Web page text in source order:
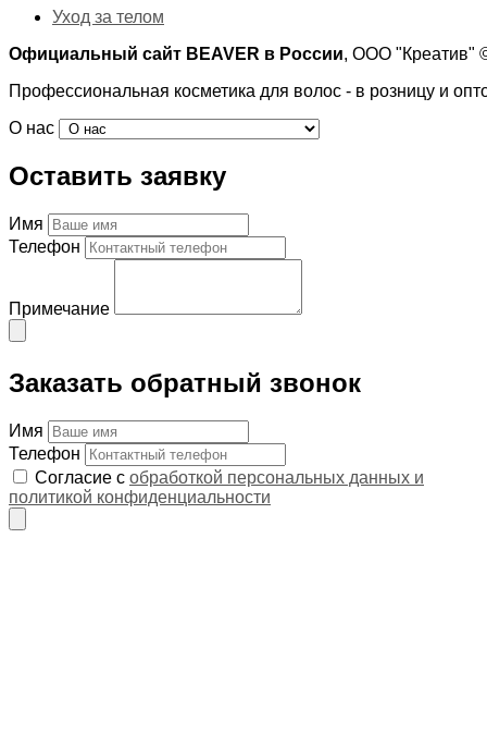
Уход за телом
Официальный сайт BEAVER в России, ООО "Креатив"
Профессиональная косметика для волос - в розницу и
О нас
Оставить заявку
Имя
Телефон
Примечание
Заказать обратный звонок
Имя
Телефон
Согласие с обработкой персональных данных и
политикой конфиденциальности